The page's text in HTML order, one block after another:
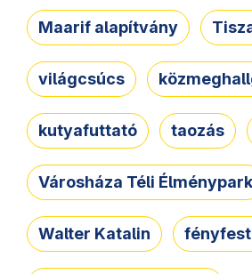
Maarif alapítvány
világcsúcs
kutyafuttató taozás
Városháza Téli Élménypark
Walter Katalin